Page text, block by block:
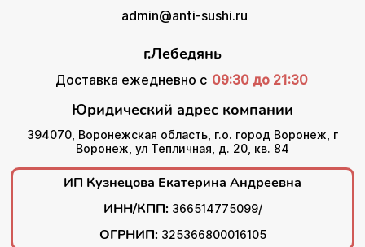
admin@anti-sushi.ru
г.Лебедянь
Доставка ежедневно с 09:30 до 21:30
Юридический адрес компании
394070, Воронежская область, г.о. город Воронеж, г
Воронеж, ул Тепличная, д. 20, кв. 84
ИП Кузнецова Екатерина Андреевна
ИНН/КПП: 366514775099/
ОГРНИП: 325366800016105